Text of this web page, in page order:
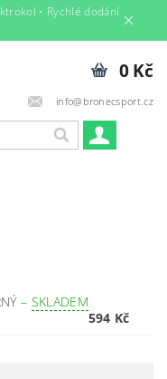
• Rychlé dodání
info@bronecsport.cz
0 Kč
– SKLADEM
594 Kč